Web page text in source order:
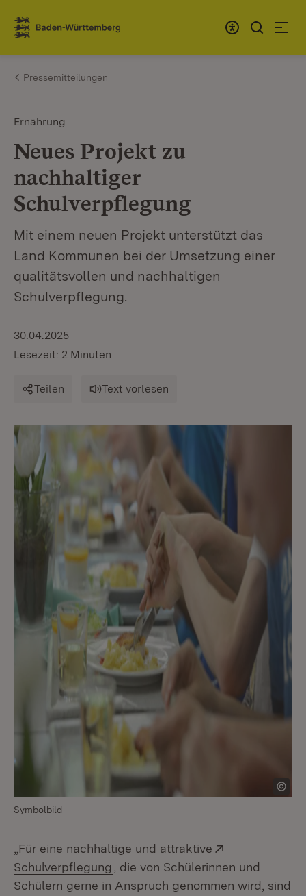
Zum Inhalt springen
Link zur Startseite
Pressemitteilungen
Ernährung
Neues Projekt zu
nachhaltiger
Schulverpflegung
Mit einem neuen Projekt unterstützt das
Land Kommunen bei der Umsetzung einer
qualitätsvollen und nachhaltigen
Schulverpflegung.
30.04.2025
Lesezeit: 2 Minuten
Teilen Text vorlesen
Symbolbild
„Für eine nachhaltige und attraktive
Schulverpflegung (Öffnet in neuem Fenster)
, die von Schülerinnen und
Schülern gerne in Anspruch genommen wird, sind